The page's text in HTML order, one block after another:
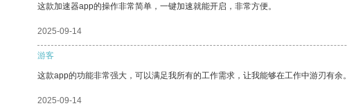
这款加速器app的操作非常简单，一键加速就能开启，非常方便。
2025-09-14
游客
这款app的功能非常强大，可以满足我所有的工作需求，让我能够在工作中游刃有余。
2025-09-14